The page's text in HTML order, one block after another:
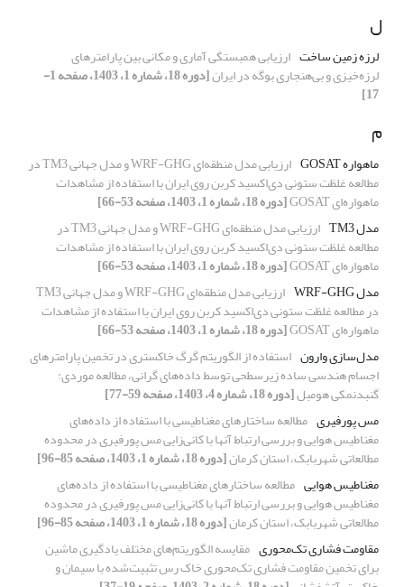
ل
لرزه زمین ساخت ارزیابی همبستگی آماری و مکانی بین پارامترهای
لرزه‌خیزی و بی‌هنجاری بوگه در ایران [دوره 18، شماره 1، 1403، صفحه 1-
17]
م
ماهواره GOSAT ارزیابی مدل منطقه‌ای WRF-GHG و مدل جهانی TM3 در
مطالعه غلظت ستونی ‌دی‌اکسید کربن روی ایران با استفاده از مشاهدات
ماهواره‌ای GOSAT
[دوره 18، شماره 1، 1403، صفحه 53-66]
مدل TM3
ارزیابی مدل منطقه‌ای WRF-GHG و مدل جهانی TM3 در
مطالعه غلظت ستونی ‌دی‌اکسید کربن روی ایران با استفاده از مشاهدات
ماهواره‌ای GOSAT
[دوره 18، شماره 1، 1403، صفحه 53-66]
مدل WRF-GHG
ارزیابی مدل منطقه‌ای WRF-GHG و مدل جهانی TM3
در مطالعه غلظت ستونی ‌دی‌اکسید کربن روی ایران با استفاده از مشاهدات
ماهواره‌ای GOSAT
[دوره 18، شماره 1، 1403، صفحه 53-66]
مدل‌سازی وارون استفاده از الگوریتم گرگ خاکستری در تخمین پارامترهای
اجسام هندسی ساده زیر‌سطحی توسط داده‌های گرانی، مطالعه موردی:
گنبدنمکی هومبل[دوره 18، شماره 4، 1403، صفحه 59-77]
مس پورفیری مطالعه ساختارهای مغناطیسی با استفاده از داده‌های
مغناطیس هوایی و بررسی ارتباط آنها با کانی‌زایی مس پورفیری در محدوده
مطالعاتی شهربابک، استان کرمان[دوره 18، شماره 1، 1403، صفحه 85-96]
مغناطیس هوایی مطالعه ساختارهای مغناطیسی با استفاده از داده‌های
مغناطیس هوایی و بررسی ارتباط آنها با کانی‌زایی مس پورفیری در محدوده
مطالعاتی شهربابک، استان کرمان[دوره 18، شماره 1، 1403، صفحه 85-96]
مقاومت فشاری تک‌محوری مقایسه الگوریتم‌های مختلف یادگیری ماشین
برای تخمین مقاومت فشاری تک‌محوری خاک رس تثبیت‌شده با سیمان و